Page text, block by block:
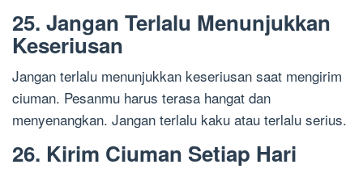
25. Jangan Terlalu Menunjukkan
Keseriusan
Jangan terlalu menunjukkan keseriusan saat mengirim
ciuman. Pesanmu harus terasa hangat dan
menyenangkan. Jangan terlalu kaku atau terlalu serius.
26. Kirim Ciuman Setiap Hari